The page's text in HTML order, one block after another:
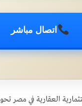
اتصال مباشر
العقارية في مصر